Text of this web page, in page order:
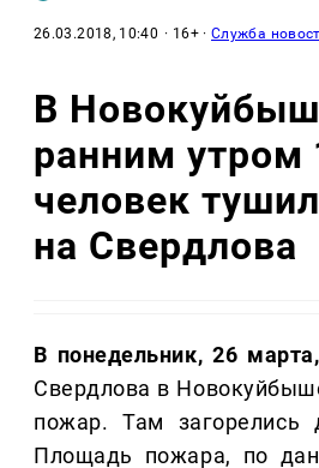
26.03.2018, 10:40 · 16+ ·Служба
В
ранним утром
человек
на Свердлова
В понедельник, 26
Свердлова в
пожар. Там
Площадь пожара, по